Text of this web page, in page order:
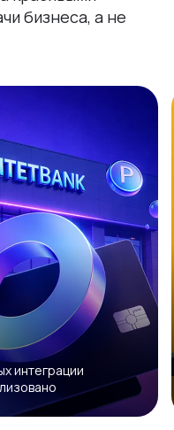
бизнеса, а не
интеграции